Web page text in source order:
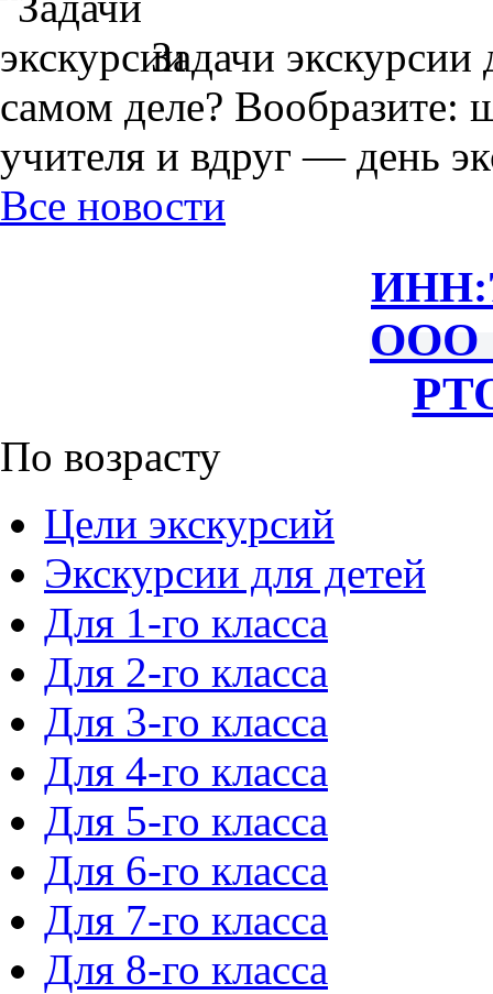
Задачи
самом деле? Вообразите:
учителя и вдруг — день
Все новости
ИНН:
ООО
По возрасту
Цели экскурсий
Экскурсии для детей
Для 1-го класса
Для 2-го класса
Для 3-го класса
Для 4-го класса
Для 5-го класса
Для 6-го класса
Для 7-го класса
Для 8-го класса